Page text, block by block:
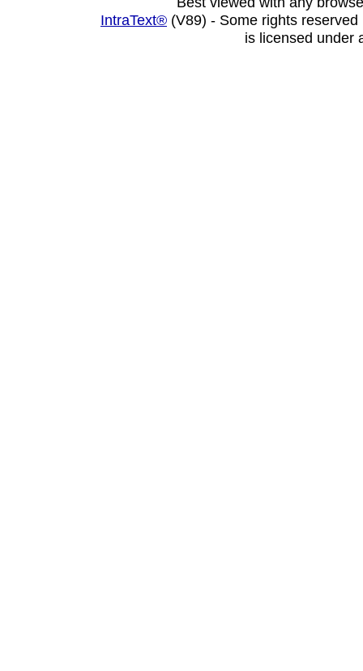
IntraText® (V89) - Some rights
is licensed under